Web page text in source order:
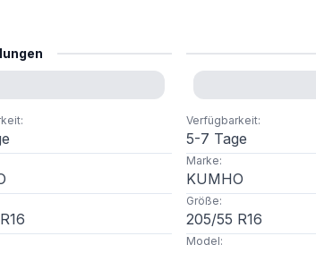
:
R16
Verfügbarkeit:
5-7 Tage
Marke:
KUMHO
Größe:
205/55 R16
Model: